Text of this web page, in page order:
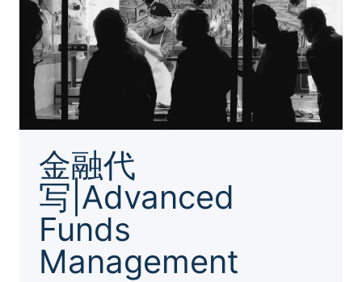
金融代
写|Advanced
Funds
Management